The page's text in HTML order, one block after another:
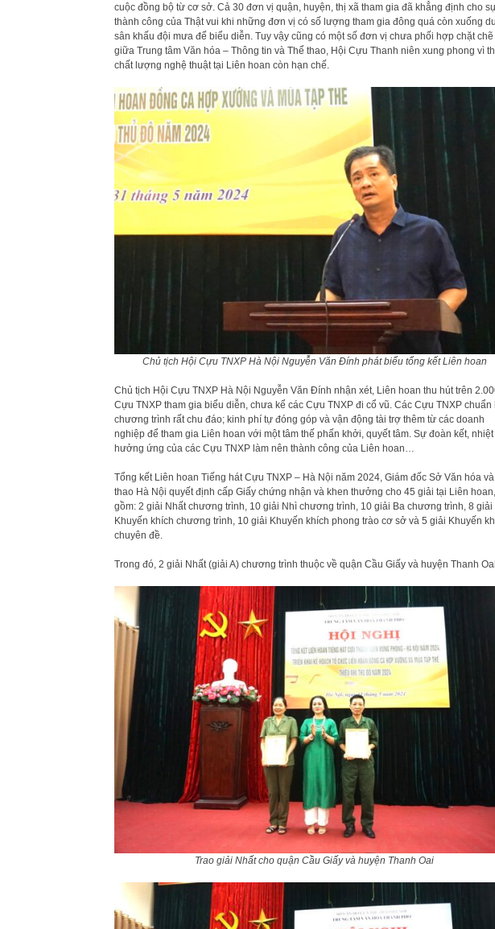
cuộc đồng bộ từ cơ sở. Cả 30 đơn vị quận, huyện, thị xã tham gia đã khẳng định cho
thành công của Thật vui khi những đơn vị có số lượng tham gia đông quá còn xuống
sân khấu đội mưa để biểu diễn. Tuy vậy cũng có một số đơn vị chưa phối hợp chặt chẽ
giữa Trung tâm Văn hóa – Thông tin và Thể thao, Hội Cựu Thanh niên xung phong vì
chất lượng nghệ thuật tại Liên hoan còn hạn chế.
Chủ tịch Hội Cựu TNXP Hà Nội Nguyễn Văn Đính phát biểu tổng kết Liên hoan
Chủ tịch Hội Cựu TNXP Hà Nội Nguyễn Văn Đính nhận xét, Liên hoan thu hút trên
Cựu TNXP tham gia biểu diễn, chưa kể các Cựu TNXP đi cổ vũ. Các Cựu TNXP chuẩn
chương trình rất chu đáo; kinh phí tự đóng góp và vận động tài trợ thêm từ các doanh
nghiệp để tham gia Liên hoan với một tâm thế phấn khởi, quyết tâm. Sự đoàn kết, nhiệt
hưởng ứng của các Cựu TNXP làm nên thành công của Liên hoan…
Tổng kết Liên hoan Tiếng hát Cựu TNXP – Hà Nội năm 2024, Giám đốc Sở Văn hóa
thao Hà Nội quyết định cấp Giấy chứng nhận và khen thưởng cho 45 giải tại Liên hoan,
gồm: 2 giải Nhất chương trình, 10 giải Nhì chương trình, 10 giải Ba chương trình, 8 giải
Khuyến khích chương trình, 10 giải Khuyến khích phong trào cơ sở và 5 giải Khuyến
chuyên đề.
Trong đó, 2 giải Nhất (giải A) chương trình thuộc về quận Cầu Giấy và huyện Thanh Oai.
Trao giải Nhất cho quận Cầu Giấy và huyện Thanh Oai